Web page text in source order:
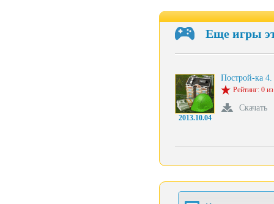
Еще игры
2013.10.04
Построй-ка
Рейтинг: 0
Скачать